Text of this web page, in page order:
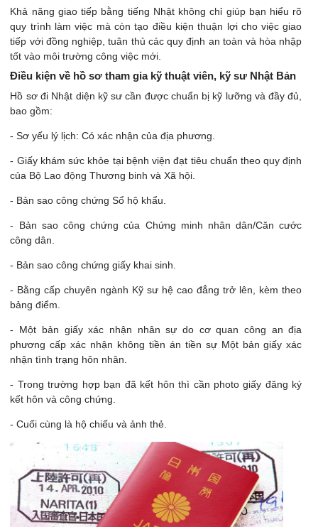
Khả năng giao tiếp bằng tiếng Nhật không chỉ giúp bạn hiểu rõ
quy trình làm việc mà còn tạo điều kiện thuận lợi cho việc giao
tiếp với đồng nghiệp, tuân thủ các quy định an toàn và hòa nhập
tốt vào môi trường công việc mới.
Điều kiện về hồ sơ tham gia kỹ thuật viên, kỹ sư Nhật Bản
Hồ sơ đi Nhật diện kỹ sư cần được chuẩn bị kỹ lưỡng và đầy đủ,
bao gồm:
- Sơ yếu lý lịch: Có xác nhận của địa phương.
- Giấy khám sức khỏe tại bệnh viện đạt tiêu chuẩn theo quy định
của Bộ Lao động Thương binh và Xã hội.
- Bản sao công chứng Sổ hộ khẩu.
- Bản sao công chứng của Chứng minh nhân dân/Căn cước
công dân.
- Bản sao công chứng giấy khai sinh.
- Bằng cấp chuyên ngành Kỹ sư hệ cao đẳng trở lên, kèm theo
bảng điểm.
- Một bản giấy xác nhận nhân sự do cơ quan công an địa
phương cấp xác nhận không tiền án tiền sự Một bản giấy xác
nhận tình trạng hôn nhân.
- Trong trường hợp bạn đã kết hôn thì cần photo giấy đăng ký
kết hôn và công chứng.
- Cuối cùng là hộ chiếu và ảnh thẻ.